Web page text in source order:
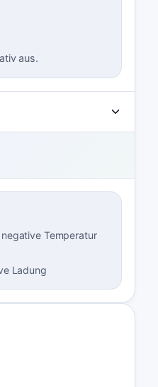
aus.
negative Temperatur
Ladung